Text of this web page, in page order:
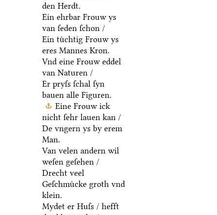
den Herdt.
Ein ehrbar Frouw ys
van ſeden ſchon /
Ein tuͤchtig Frouw ys
eres Mannes Kron.
Vnd eine Frouw eddel
van Naturen /
Er pryſs ſchal ſyn
bauen alle Figuren.
Eine Frouw ick
nicht ſehr lauen kan /
De vngern ys by erem
Man.
Van velen andern wil
weſen geſehen /
Drecht veel
Geſchmuͤcke groth vnd
klein.
Mydet er Huſs / hefft